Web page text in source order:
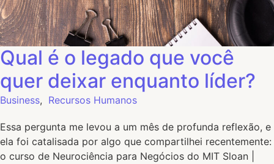
Qual é o legado que você
quer deixar enquanto líder?
Business, Recursos Humanos
Essa pergunta me levou a um mês de profunda reflexão, e
ela foi catalisada por algo que compartilhei recentemente:
o curso de Neurociência para Negócios do MIT Sloan |